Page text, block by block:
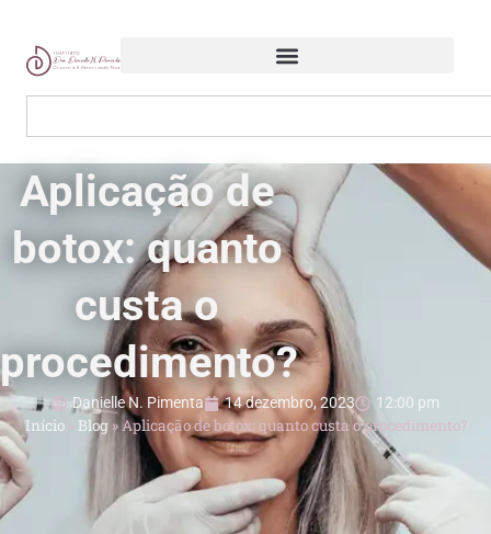
Aplicação de
botox: quanto
custa o
procedimento?
Danielle N. Pimenta 14 dezembro, 2023 12:00 pm
Início» Blog»Aplicação de botox: quanto custa o procedimento?